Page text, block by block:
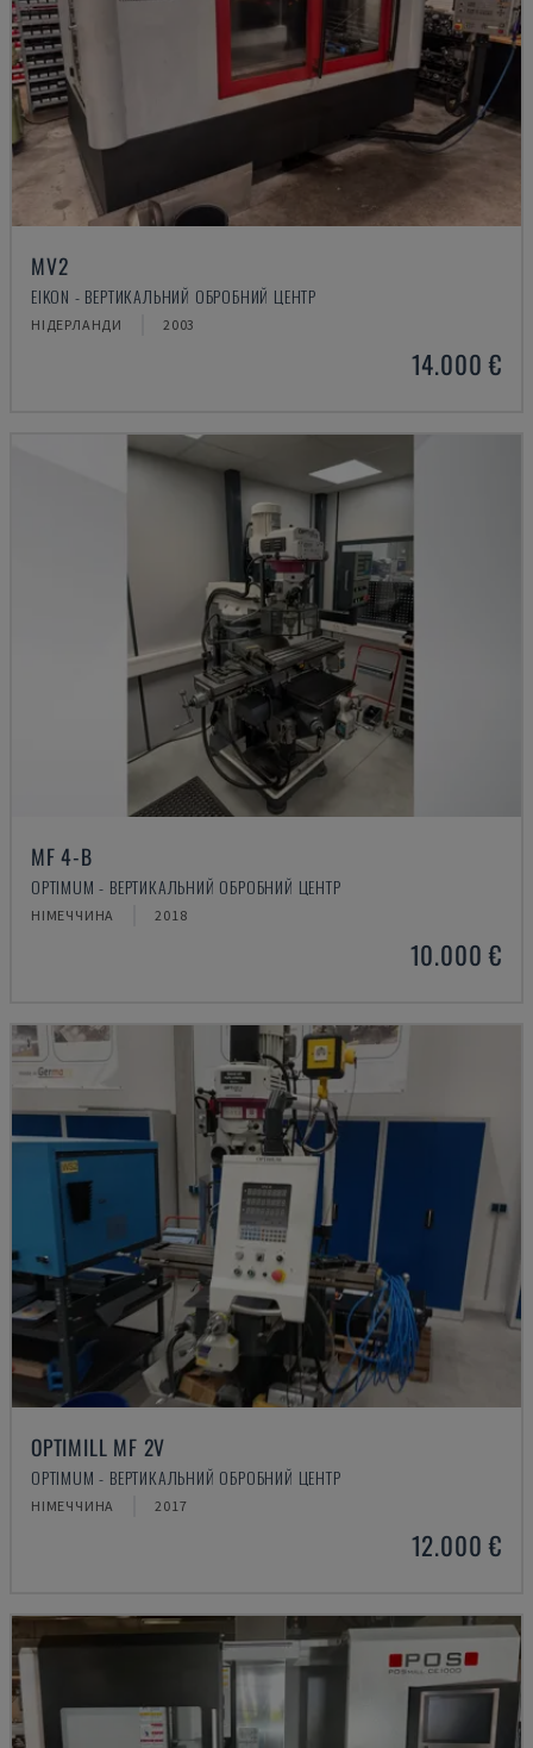
MV2
EIKON - ВЕРТИКАЛЬНИЙ ОБРОБНИЙ ЦЕНТР
НІДЕРЛАНДИ 2003
14.000 €
MF 4-B
OPTIMUM - ВЕРТИКАЛЬНИЙ ОБРОБНИЙ ЦЕНТР
НІМЕЧЧИНА 2018
10.000 €
OPTIMILL MF 2V
OPTIMUM - ВЕРТИКАЛЬНИЙ ОБРОБНИЙ ЦЕНТР
НІМЕЧЧИНА 2017
12.000 €